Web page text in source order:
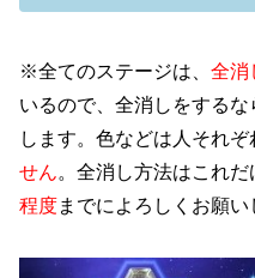
※全てのステージは、 全消
いるので、全消しをする
します。色などは人それぞ
せん。全消し方法はこれ
程度までによろしくお願い